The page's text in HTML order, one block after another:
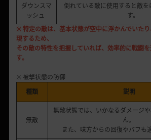
ダウンスマ
ッシュ
倒れている敵に使用すると敵
す。
※ 特定の敵は、基本状態が空中に浮かんでいた
現するため、
その敵の特性を把握していれば、効率的に戦闘
す。
※ 被撃状態の防御
種類
説明
無敵
無敵状態では、いかなるダメージ
ん。
また、味方からの回復やバフも